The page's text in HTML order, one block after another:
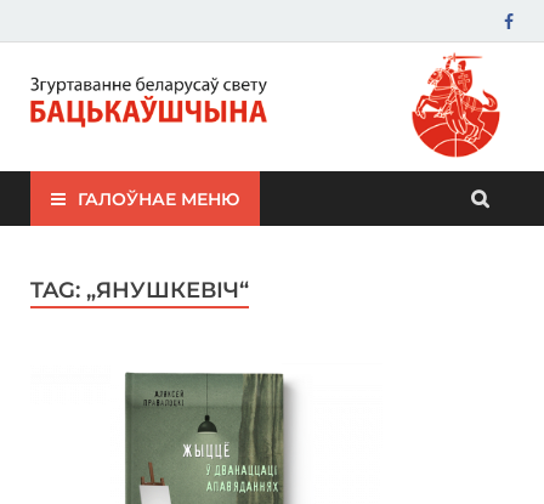
ЗБС "Бацькаўшчына"
ГАЛОЎНАЕ МЕНЮ
TAG: „ЯНУШКЕВІЧ“